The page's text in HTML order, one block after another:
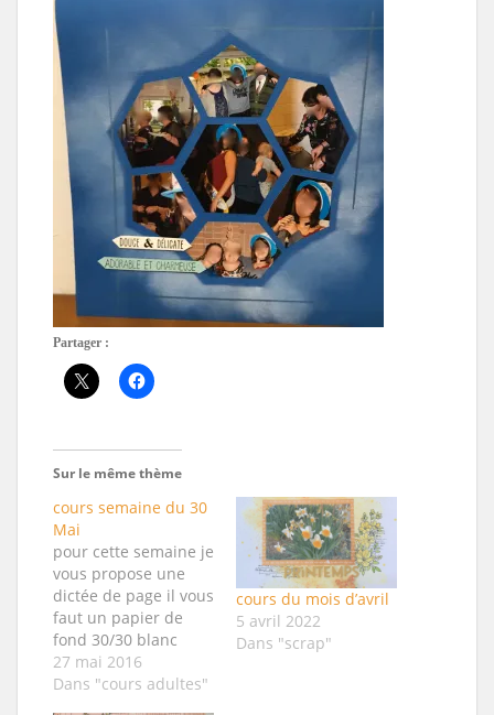
Partager :
Sur le même thème
cours semaine du 30
Mai
pour cette semaine je
vous propose une
dictée de page il vous
faut un papier de
fond 30/30 blanc
trois papiers
cordonnées au
27 mai 2016
Dans "cours adultes"
cours du mois d’avril
5 avril 2022
Dans "scrap"